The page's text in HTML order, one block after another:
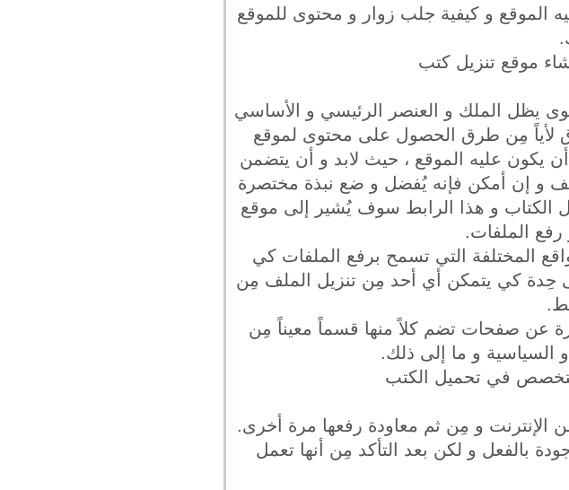
الموقع و كيفية جلب زوار و محتوى للموقع
موقع تنزيل كتب
يظل الملك و العنصر الرئيسي و الأساسي
لأياً مِن طرق الحصول على محتوى لموقع
يكون عليه الموقع ، حيث لابد و أن يتضمن
و إن أمكن فإنه يُفضل و ضع نبذة مختصرة
الكتاب و هذا الرابط سوف يُشير إلى موقع
الملفات.
المختلفة التي تسمح برفع الملفات كي
حِدة كي يتمكن أي أحد مِن تنزيل الملف مِن
عن صفحات تضم كلاً منها قسماً معيناً مِن
و السياسية و ما إلى ذلك.
في تحميل الكتب
بالفعل و لكن بعد التأكد مِن أنها تعمل